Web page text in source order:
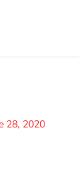
28, 2020